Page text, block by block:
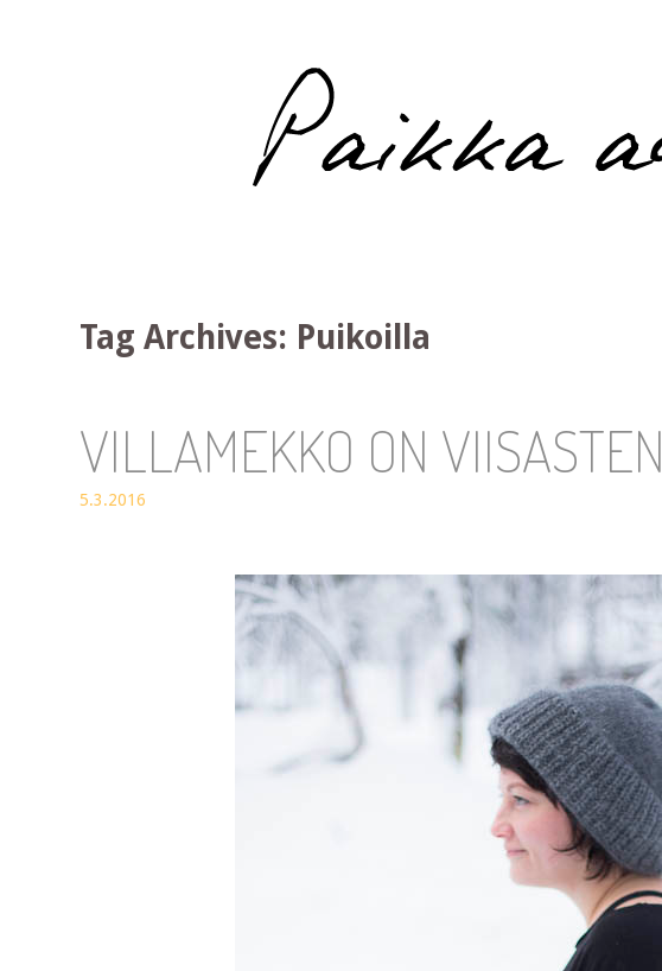
Paikka auringossa
Tag Archives: Puikoilla
VILLAMEKKO ON
5.3.2016